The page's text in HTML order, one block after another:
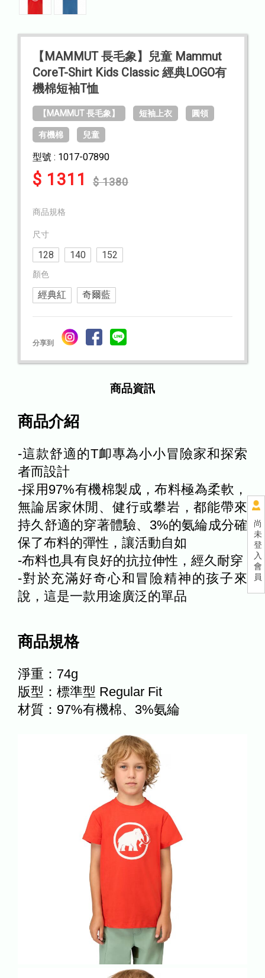
尚
未
登
入
會
員
【MAMMUT 長毛象】兒童 Mammut
CoreT-Shirt Kids Classic 經典LOGO有
機棉短袖T恤
【MAMMUT 長毛象】 短袖上衣 圓領
有機棉 兒童
型號 : 1017-07890
$ 1311 $ 1380
商品規格
尺寸
128 140 152
顏色
經典紅 奇爾藍
分享到
商品資訊
商品介紹
-這款舒適的T卹專為小小冒險家和探索
者而設計
-採用97%有機棉製成，布料極為柔軟，
無論居家休閒、健行或攀岩，都能帶來
持久舒適的穿著體驗、3%的氨綸成分確
保了布料的彈性，讓活動自如
-布料也具有良好的抗拉伸性，經久耐穿
-對於充滿好奇心和冒險精神的孩子來
說，這是一款用途廣泛的單品
商品規格
淨重：74g
版型：標準型 Regular Fit
材質：97%有機棉、3%氨綸